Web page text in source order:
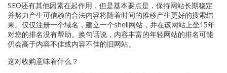
SEO还有其他因素在起作用，但是基本要点是，保持网站长期稳定
并努力产生可信赖的合法内容将随着时间的推移产生更好的搜索结
果。仅仅注册一个域名，建立一个shell网站，并在该网站上坐15年
对您的排名没有帮助。换句话说，内容丰富的年轻网站的排名可能
仍会高于内容不佳或内容不佳的旧网站。
这对收购意味着什么？